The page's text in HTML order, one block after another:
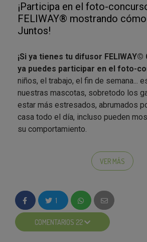
¡Participa en el foto-
FELIWAY® mostrando
Juntos!
¡Si ya tienes tu difusor
ya puedes participar en el foto-
niños, el trabajo, el fin de semana...
nuestras mascotas, sobretodo los
estar más estresados, abrumados
casa todo el día, incluso pueden
su comportamiento.
Para participar en este concurso
compartir en tu Instagramuna foto
#FeliwayClassic y mostrarnos
usas FELIWAY®, cómo disfrutáis
ha tenido en vuestra convivencia...
que estamos viviendo, este
para usar FELIWAY Classic ya que
VER MÁS
1
COMENTARIOS 22